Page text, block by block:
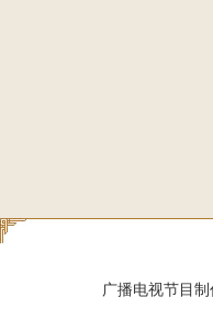
广播电视节目制